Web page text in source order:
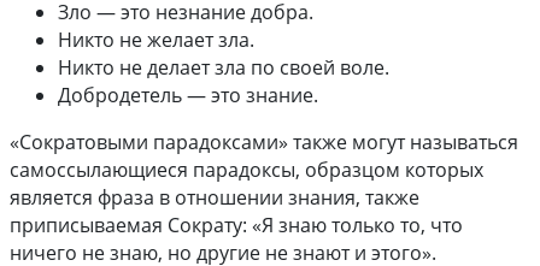
Зло — это незнание добра.
Никто не желает зла.
Никто не делает зла по своей воле.
Добродетель — это знание.
«Сократовыми парадоксами» также могут называться
самоссылающиеся парадоксы, образцом которых
является фраза в отношении знания, также
приписываемая Сократу: «Я знаю только то, что
ничего не знаю, но другие не знают и этого».